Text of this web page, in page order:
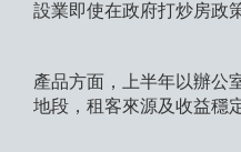
設業即使在政府打炒房政
產品方面，上半年以辦公
地段，租客來源及收益穩